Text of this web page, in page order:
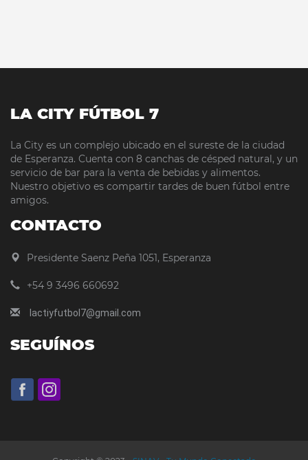
LA CITY FÚTBOL 7
La City es un complejo ubicado en el sureste de la ciudad
de Esperanza. Cuenta con 8 canchas de césped natural, y un
servicio de bar para la venta de bebidas y alimentos.
Nuestro objetivo es compartir tardes de buen fútbol entre
amigos.
CONTACTO
Presidente Saenz Peña 1051, Esperanza
+54 9 3496 660692
lactiyfutbol7@gmail.com
SEGUÍNOS